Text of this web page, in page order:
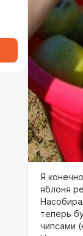
Я
яблоня
теперь
чипсами